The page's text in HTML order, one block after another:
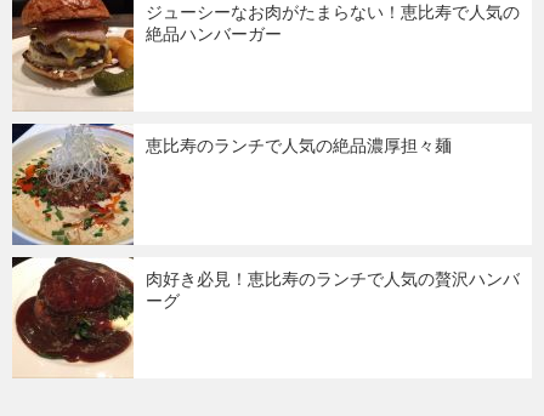
ジューシーなお肉がたまらない！恵比寿で人気の
絶品ハンバーガー
恵比寿のランチで人気の絶品濃厚担々麺
肉好き必見！恵比寿のランチで人気の贅沢ハンバ
ーグ